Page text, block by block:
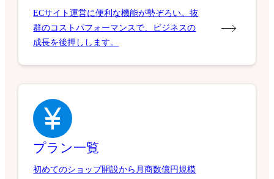
ECサイト運営に便利な機能が勢ぞろい。抜
群のコストパフォーマンスで、ビジネスの
成長を後押しします。
プラン一覧
初めてのショップ開設から月商数億円規模